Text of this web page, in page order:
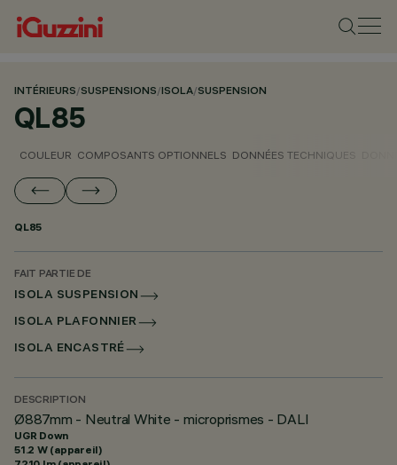
INTÉRIEURS/SUSPENSIONS/ISOLA/SUSPENSION
QL85
COULEUR COMPOSANTS OPTIONNELS DONNÉES TECHNIQUES
QL85
FAIT PARTIE DE
ISOLA SUSPENSION
ISOLA PLAFONNIER
ISOLA ENCASTRÉ
DESCRIPTION
Ø887mm - Neutral White - microprismes - DALI
UGR Down
51.2 W (appareil)